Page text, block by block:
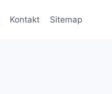
Kontakt Sitemap